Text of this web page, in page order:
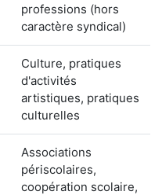
professions (hors
caractère syndical)
Culture, pratiques
d'activités
artistiques, pratiques
culturelles
Associations
périscolaires,
coopération scolaire,